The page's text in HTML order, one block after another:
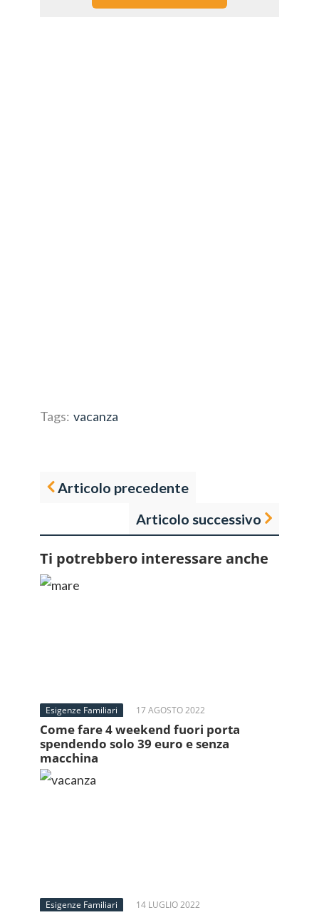
Tags: vacanza
Articolo precedente
Articolo successivo
Ti potrebbero interessare anche
Esigenze Familiari 17 AGOSTO 2022
Come fare 4 weekend fuori porta
spendendo solo 39 euro e senza
macchina
Esigenze Familiari 14 LUGLIO 2022